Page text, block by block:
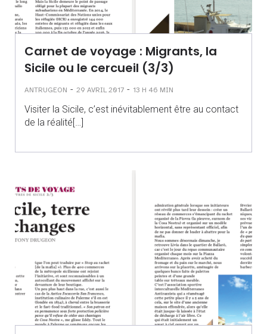
Carnet de voyage : Migrants, la
Sicile ou le cercueil (3/3)
ANTRUGEON - 29 AVRIL 2017 - 13 H 46 MIN
Visiter la Sicile, c’est inévitablement être au contact
de la réalité[…]